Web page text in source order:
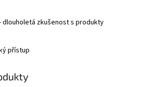
dlouholetá zkušenost s produkty
přístup